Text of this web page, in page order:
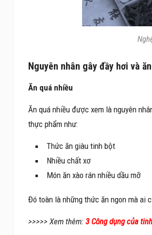
Nguyên nhân gây đầy hơi và
Ăn quá nhiều
Ăn quá nhiều được xem là nguyên
thực phẩm như:
Thức ăn giàu tinh bột
Nhiều chất xơ
Món ăn xào rán nhiều dầu mỡ
Đó toàn là những thức ăn ngon mà ai
>>>>> Xem thêm: 3 Công dụng của